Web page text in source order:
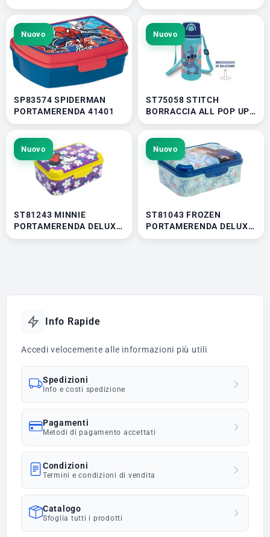
ALL COLORED 41401
DEMON HUNTERS 41336
Nuovo
SP83574 SPIDERMAN
PORTAMERENDA 41401
Nuovo
ST75058 STITCH
BORRACCIA ALL POP UP
CON CANNUCCIA E
Nuovo
ST81243 MINNIE
PORTAMERENDA DELUXE
ALL COLORED 41401
Nuovo
ST81043 FROZEN
PORTAMERENDA DELUXE
ALL COLORED 41401
Info Rapide
Accedi velocemente alle informazioni più utili
Spedizioni
Info e costi spedizione
Pagamenti
Metodi di pagamento accettati
Condizioni
Termini e condizioni di vendita
Catalogo
Sfoglia tutti i prodotti